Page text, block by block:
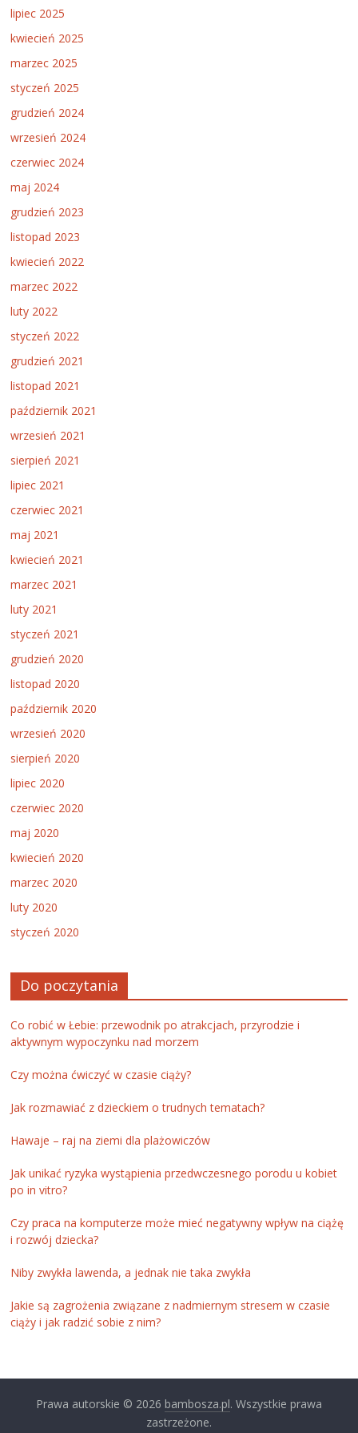
lipiec 2025
kwiecień 2025
marzec 2025
styczeń 2025
grudzień 2024
wrzesień 2024
czerwiec 2024
maj 2024
grudzień 2023
listopad 2023
kwiecień 2022
marzec 2022
luty 2022
styczeń 2022
grudzień 2021
listopad 2021
październik 2021
wrzesień 2021
sierpień 2021
lipiec 2021
czerwiec 2021
maj 2021
kwiecień 2021
marzec 2021
luty 2021
styczeń 2021
grudzień 2020
listopad 2020
październik 2020
wrzesień 2020
sierpień 2020
lipiec 2020
czerwiec 2020
maj 2020
kwiecień 2020
marzec 2020
luty 2020
styczeń 2020
Do poczytania
Co robić w Łebie: przewodnik po atrakcjach, przyrodzie i
aktywnym wypoczynku nad morzem
Czy można ćwiczyć w czasie ciąży?
Jak rozmawiać z dzieckiem o trudnych tematach?
Hawaje – raj na ziemi dla plażowiczów
Jak unikać ryzyka wystąpienia przedwczesnego porodu u kobiet
po in vitro?
Czy praca na komputerze może mieć negatywny wpływ na ciążę
i rozwój dziecka?
Niby zwykła lawenda, a jednak nie taka zwykła
Jakie są zagrożenia związane z nadmiernym stresem w czasie
ciąży i jak radzić sobie z nim?
Prawa autorskie © 2026 bambosza.pl. Wszystkie prawa
zastrzeżone.